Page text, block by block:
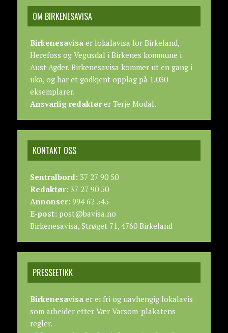
OM BIRKENESAVISA
Birkenesavisaer lokalavisa for Birkeland,
Herefoss og Vegusdal i Birkenes kommune i
Aust-Agder. Birkenesavisa kommer ut en gang i
uka, og har et godkjent opplag på 1.030
eksemplarer.
Ansvarlig redaktører Terje Modal.
KONTAKT OSS
Sentralbord:37 27 90 50
Redaktør:37 27 90 50
Annonser:994 62 545
E-post:post@bavisa.no
Birkenesavisa, Strøget 71, 4760 Birkeland
PRESSEETIKK
Birkenesavisaer ei fri og uavhengig lokalavis
som arbeider etter Vær Varsom-plakatens
regler.